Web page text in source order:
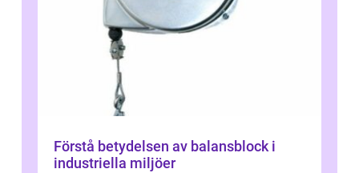
Förstå betydelsen av balansblock i
industriella miljöer